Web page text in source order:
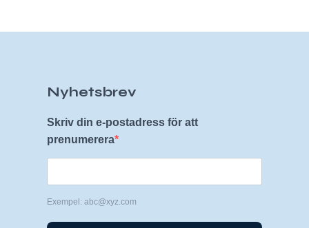
Nyhetsbrev
Skriv din e-postadress för att
prenumerera
Exempel: abc@xyz.com